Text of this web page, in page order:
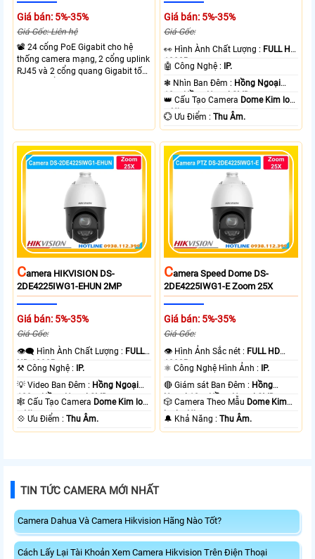
Giá bán: 5%-35%
Giá Gốc: Liên hệ
📽 24 cổng PoE Gigabit cho hệ
thống camera mạng, 2 cổng uplink
RJ45 và 2 cổng quang Gigabit tốc
Giá bán: 5%-35%
Giá Gốc:
️👀 Hình Ành Chất Lượng : FULL HD
1080P .
🤖️ Công Nghệ :
IP.
❃ Nhìn Ban Đêm : Hồng Ngoại
10m Hồng Ngoại SMD.
👑 Cấu Tạo Camera Dome Kim loại
+ Nhựa.
️💮 Ưu Điểm :Thu Âm.
CAmera HIKVISION DS-
2DE4225IWG1-EHUN 2MP
Giá bán: 5%-35%
Giá Gốc:
👁️‍🗨 Hình Ành Chất Lượng : FULL
HD 1080P .
⚒ Công Nghệ :
IP.
💡 Video Ban Đêm : Hồng Ngoại
100m Hồng Ngoại SMD.
🕸️ Cấu Tạo Camera Dome Kim loại
+ Nhựa.
️💠 Ưu Điểm :Thu Âm.
CAmera Speed Dome DS-
2DE4225IWG1-E Zoom 25X
Giá bán: 5%-35%
Giá Gốc:
👁 Hình Ảnh Sắc nét : FULL HD
1080P .
⚛️ Công Nghệ Hình Ảnh :
IP.
🔴 Giám sát Ban Đêm : Hồng
Ngoại 10m Hồng Ngoại SMD.
🎲 Camera Theo Mẫu Dome Kim
loại + Nhựa.
️🔔 Khả Năng :Thu Âm.
TIN TỨC CAMERA MỚI NHẤT
Camera Dahua Và Camera Hikvision Hãng Nào Tốt?
Cách Lấy Lại Tài Khoản Xem Camera Hikvision Trên Điện Thoại